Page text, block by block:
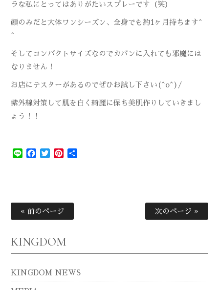
ラな私にとってはありがたいスプレーです（笑）
顔のみだと大体ワンシーズン、全身でも約1ヶ月持ちます^
^
そしてコンパクトサイズなのでカバンに入れても邪魔には
なりません！
お店にテスターがあるのでぜひお試し下さい(^o^)/
紫外線対策して肌を白く綺麗に保ち美肌作りしていきまし
ょう！！
Line Facebook
TwitterPinterest
« 前のページ 次のページ »
KINGDOM
KINGDOM NEWS